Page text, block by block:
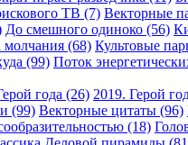
ТВ (7) Векторные
До смешного одиноко (56)
молчания (68) Культовые
(99) Поток
года (26) 2019. Герой
(99) Векторные цитаты (96)
(18)